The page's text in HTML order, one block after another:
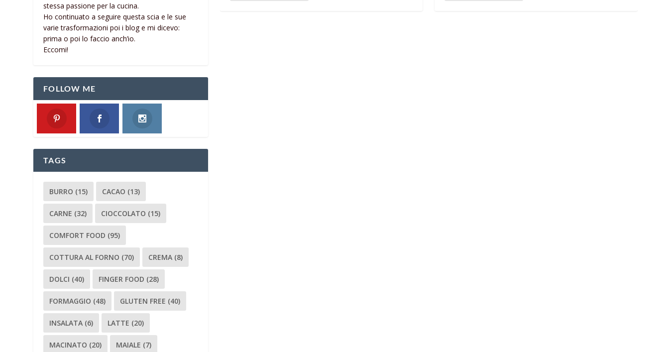
stessa passione per la cucina.
Ho continuato a seguire questa scia e le sue
varie trasformazioni poi i blog e mi dicevo:
prima o poi lo faccio anch’io.
Eccomi!
FOLLOW ME
TAGS
BURRO (15) CACAO (13)
CARNE (32) CIOCCOLATO (15)
COMFORT FOOD (95)
COTTURA AL FORNO (70) CREMA (8)
DOLCI (40) FINGER FOOD (28)
FORMAGGIO (48) GLUTEN FREE (40)
INSALATA (6) LATTE (20)
MACINATO (20) MAIALE (7)